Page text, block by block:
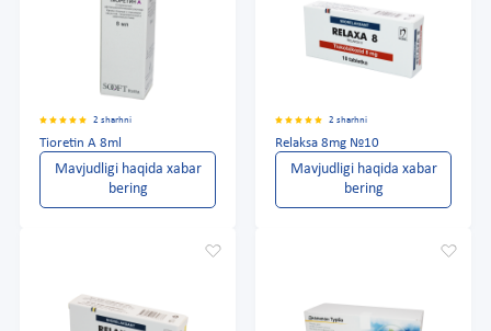
2 sharhni
Tioretin A 8ml
Mavjudligi haqida xabar
bering
2 sharhni
Relaksa 8mg №10
Mavjudligi haqida xabar
bering